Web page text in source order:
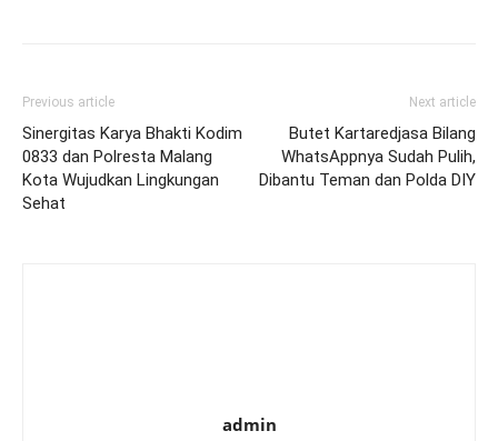
Previous article
Sinergitas Karya Bhakti Kodim
0833 dan Polresta Malang
Kota Wujudkan Lingkungan
Sehat
Next article
Butet Kartaredjasa Bilang
WhatsAppnya Sudah Pulih,
Dibantu Teman dan Polda DIY
admin